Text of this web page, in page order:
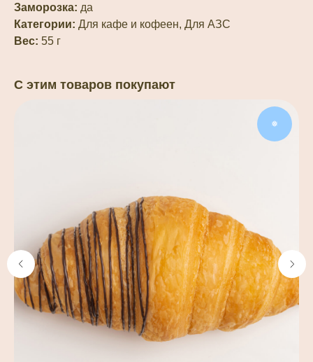
Заморозка: да
Категории: Для кафе и кофеен, Для АЗС
Вес: 55 г
С этим товаров покупают
❅